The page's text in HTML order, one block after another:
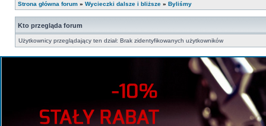
Strona główna forum » Wycieczki dalsze i bliższe » Byliśmy
Kto przegląda forum
Użytkownicy przeglądający ten dział: Brak zidentyfikowanych użytkowników